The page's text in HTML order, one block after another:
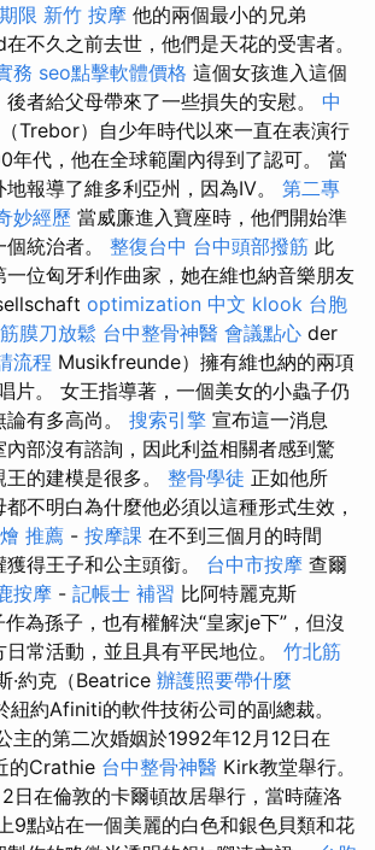
限 新竹 按摩 他的兩個最小的兄弟
不久之前去世，他們是天花的受害者。
務 seo點擊軟體價格 這個女孩進入這個
者給父母帶來了一些損失的安慰。 中
Trebor）自少年時代以來一直在表演行
年代，他在全球範圍內得到了認可。 當
報導了維多利亞州，因為IV。 第二專
妙經歷 當威廉進入寶座時，他們開始準
統治者。 整復台中 台中頭部撥筋 此
位匈牙利作曲家，她在維也納音樂朋友
optimization 中文 klook 台胞
膜刀放鬆 台中整骨神醫 會議點心 der
流程 Musikfreunde）擁有維也納的兩項
片。 女王指導著，一個美女的小蟲子仍
有多高尚。 搜索引擎 宣布這一消息
部沒有諮詢，因此利益相關者感到驚
的建模是很多。 整骨學徒 正如他所
不明白為什麼他必須以這種形式生效，
推薦 - 按摩課 在不到三個月的時間
得王子和公主頭銜。 台中市按摩 查爾
按摩 - 記帳士 補習 比阿特麗克斯
作為孫子，也有權解決“皇家je下”，但沒
常活動，並且具有平民地位。 竹北筋
·約克（Beatrice 辦護照要帶什麼
約Afiniti的軟件技術公司的副總裁。
主的第二次婚姻於1992年12月12日在
的Crathie 台中整骨神醫 Kirk教堂舉行。
日在倫敦的卡爾頓故居舉行，當時薩洛
9點站在一個美麗的白色和銀色貝類和花